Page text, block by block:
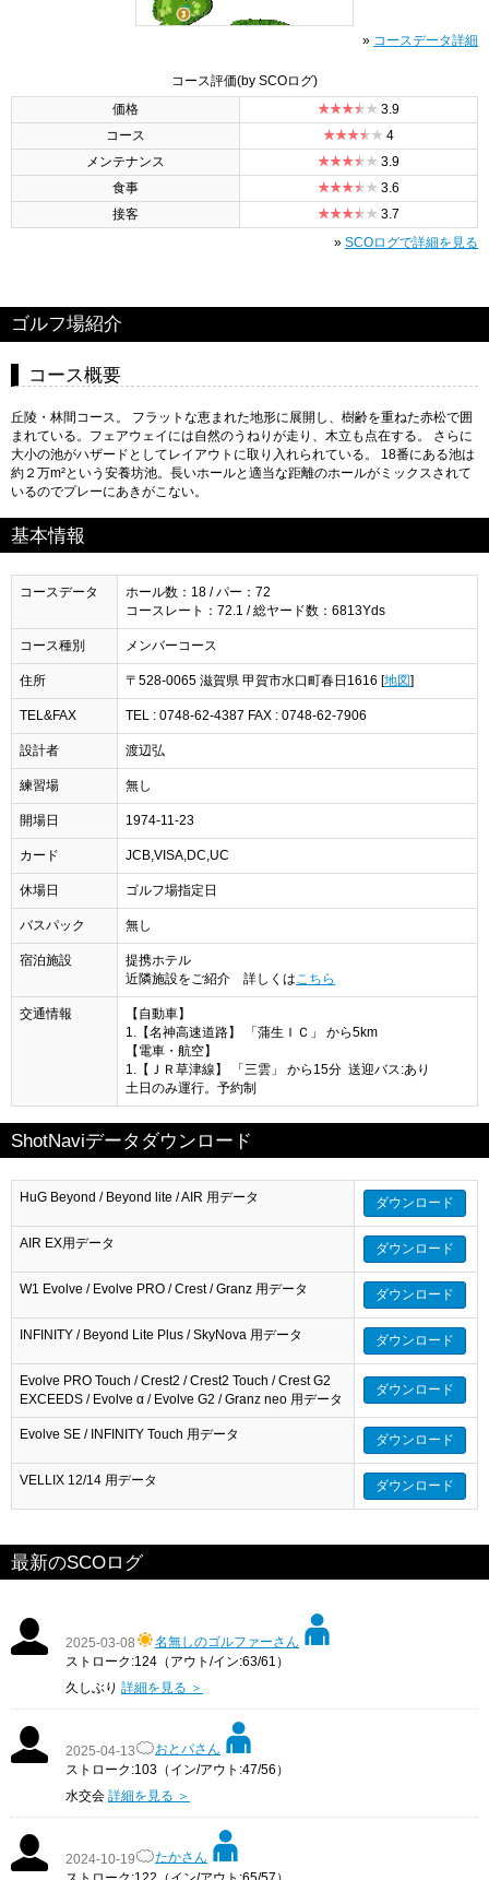
» コースデータ詳細
コース評価(by SCOログ)
価格
3.9
コース
4
メンテナンス
3.9
食事
3.6
接客
3.7
» SCOログで詳細を見る
ゴルフ場紹介
コース概要
丘陵・林間コース。 フラットな恵まれた地形に展開し、樹齢を重ねた赤松で囲
まれている。フェアウェイには自然のうねりが走り、木立も点在する。 さらに
大小の池がハザードとしてレイアウトに取り入れられている。 18番にある池は
約２万m²という安養坊池。長いホールと適当な距離のホールがミックスされて
いるのでプレーにあきがこない。
基本情報
コースデータ
ホール数：18 / パー：72
コースレート：72.1 / 総ヤード数：6813Yds
コース種別 メンバーコース
住所 〒528-0065 滋賀県 甲賀市水口町春日1616 [ 地図
TEL&FAX TEL : 0748-62-4387 FAX : 0748-62-7906
設計者 渡辺弘
練習場 無し
開場日 1974-11-23
カード JCB,VISA,DC,UC
休場日 ゴルフ場指定日
バスパック 無し
宿泊施設
提携ホテル
近隣施設をご紹介 詳しくは こちら
交通情報
【自動車】
1.【名神高速道路】 「蒲生ＩＣ」 から5km
【電車・航空】
1.【ＪＲ草津線】 「三雲」 から15分 送迎バス:あり
土日のみ運行。予約制
ShotNaviデータダウンロード
HuG Beyond / Beyond lite / AIR 用データ ダウンロード
AIR EX用データ ダウンロード
W1 Evolve / Evolve PRO / Crest / Granz 用データ ダウンロード
INFINITY / Beyond Lite Plus / SkyNova 用データ ダウンロード
Evolve PRO Touch / Crest2 / Crest2 Touch / Crest G2
EXCEEDS / Evolve α / Evolve G2 / Granz neo 用データ
ダウンロード
Evolve SE / INFINITY Touch 用データ ダウンロード
VELLIX 12/14 用データ ダウンロード
最新のSCOログ
2025-03-08
名無しのゴルファーさん
ストローク:124（アウト/イン:63/61）
久しぶり 詳細を見る ＞
2025-04-13
おとパさん
ストローク:103（イン/アウト:47/56）
水交会 詳細を見る ＞
2024-10-19
たかさん